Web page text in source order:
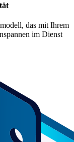
das mit Ihrem
im Dienst